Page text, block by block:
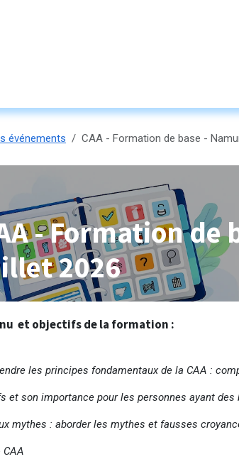
événements CAA - Formation de base -
- Formation de
2026
et objectifs de la formation :
les principes fondamentaux de la CAA :
et son importance pour les personnes ayant
mythes : aborder les mythes et fausses